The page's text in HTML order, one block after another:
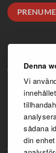
Denna
Vi
sådana
din